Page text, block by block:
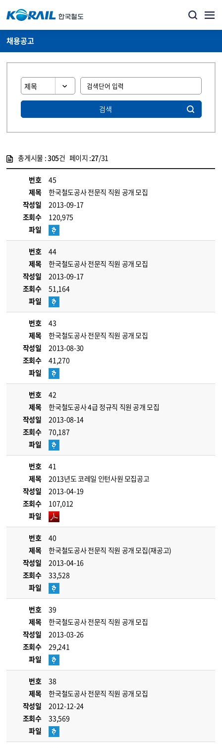
채용공고
검색
총게시물 :305건 페이지 :27/31
번호
45
제목
한국철도공사 전문직 직원 공개 모집
작성일
2013-09-17
조회수
120,975
파일
번호
44
제목
한국철도공사 전문직 직원 공개 모집
작성일
2013-09-17
조회수
51,164
파일
번호
43
제목
한국철도공사 전문직 직원 공개 모집
작성일
2013-08-30
조회수
41,270
파일
번호
42
제목
한국철도공사 4급 정규직 직원 공개 모집
작성일
2013-08-14
조회수
70,187
파일
번호
41
제목
2013년도 코레일 인턴사원 모집공고
작성일
2013-04-19
조회수
107,012
파일
번호
40
제목
한국철도공사 전문직 직원 공개 모집(재공고)
작성일
2013-04-16
조회수
33,528
파일
번호
39
제목
한국철도공사 전문직 직원 공개 모집
작성일
2013-03-26
조회수
29,241
파일
번호
38
제목
한국철도공사 전문직 직원 공개 모집
작성일
2012-12-24
조회수
33,569
파일